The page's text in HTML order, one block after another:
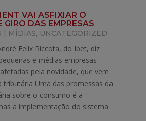
VAI ASFIXIAR O
GIRO DAS EMPRESAS
MÍDIAS, UNCATEGORIZED
Felix Riccota, do Ibet, diz
e médias empresas
pela novidade, que vem
Uma das promessas da
sobre o consumo é a
a implementação do sistema